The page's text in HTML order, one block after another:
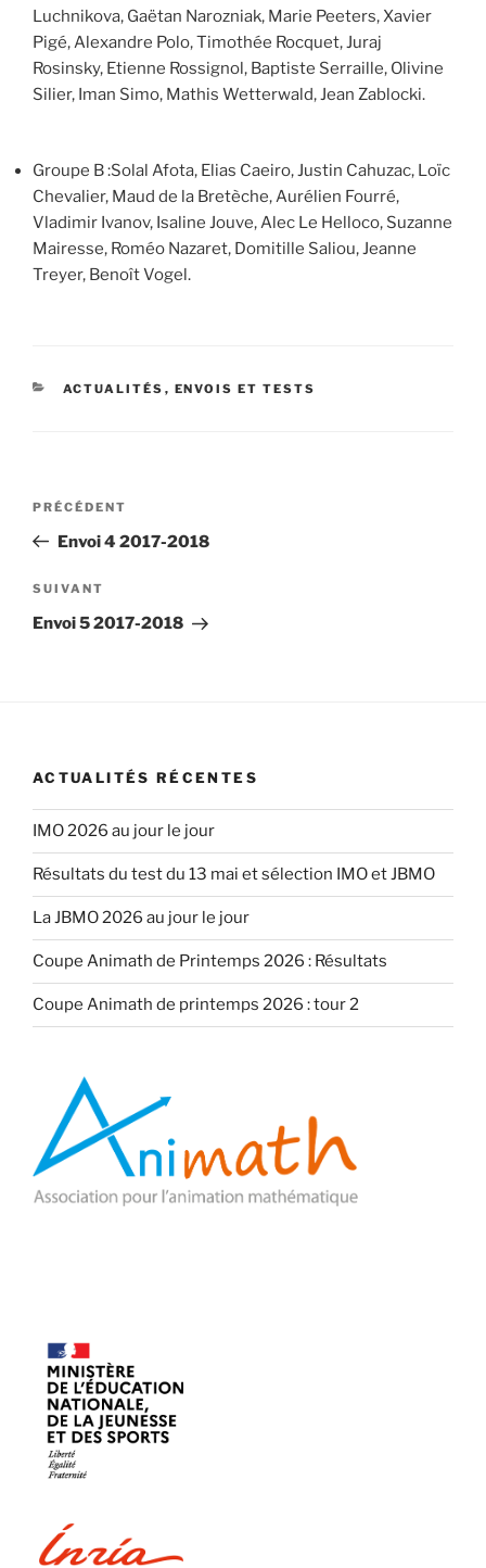
Luchnikova, Gaëtan Narozniak, Marie Peeters, Xavier
Pigé, Alexandre Polo, Timothée Rocquet, Juraj
Rosinsky, Etienne Rossignol, Baptiste Serraille, Olivine
Silier, Iman Simo, Mathis Wetterwald, Jean Zablocki.
Groupe B :Solal Afota, Elias Caeiro, Justin Cahuzac, Loïc
Chevalier, Maud de la Bretèche, Aurélien Fourré,
Vladimir Ivanov, Isaline Jouve, Alec Le Helloco, Suzanne
Mairesse, Roméo Nazaret, Domitille Saliou, Jeanne
Treyer, Benoît Vogel.
CATÉGORIES
ACTUALITÉS , ENVOIS ET TESTS
Navigation
l’article
Article
précédent
PRÉCÉDENT
Envoi 4 2017-2018
Article
suivant
SUIVANT
Envoi 5 2017-2018
ACTUALITÉS RÉCENTES
IMO 2026 au jour le jour
Résultats du test du 13 mai et sélection IMO et JBMO
La JBMO 2026 au jour le jour
Coupe Animath de Printemps 2026 : Résultats
Coupe Animath de printemps 2026 : tour 2